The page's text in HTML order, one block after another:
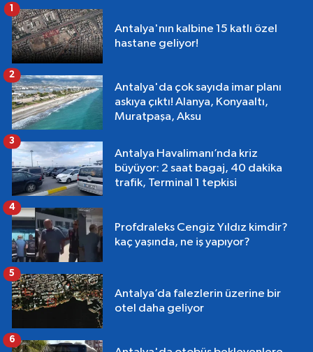
Antalya'nın kalbine 15 katlı özel
hastane geliyor!
1
Antalya'da çok sayıda imar planı
askıya çıktı! Alanya, Konyaaltı,
Muratpaşa, Aksu
2
Antalya Havalimanı’nda kriz
büyüyor: 2 saat bagaj, 40 dakika
trafik, Terminal 1 tepkisi
3
Profdraleks Cengiz Yıldız kimdir?
kaç yaşında, ne iş yapıyor?
4
Antalya’da falezlerin üzerine bir
otel daha geliyor
5
6